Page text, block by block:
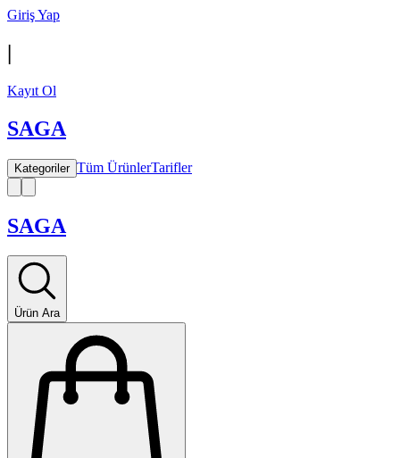
Giriş Yap
|
Kayıt Ol
SAGA
Kategoriler Tüm ÜrünlerTarifler
SAGA
Ürün Ara